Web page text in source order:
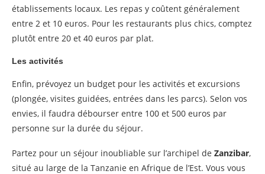
établissements locaux. Les repas y coûtent généralement
entre 2 et 10 euros. Pour les restaurants plus chics, comptez
plutôt entre 20 et 40 euros par plat.
Les activités
Enfin, prévoyez un budget pour les activités et excursions
(plongée, visites guidées, entrées dans les parcs). Selon vos
envies, il faudra débourser entre 100 et 500 euros par
personne sur la durée du séjour.
Partez pour un séjour inoubliable sur l’archipel de Zanzibar,
situé au large de la Tanzanie en Afrique de l’Est. Vous vous